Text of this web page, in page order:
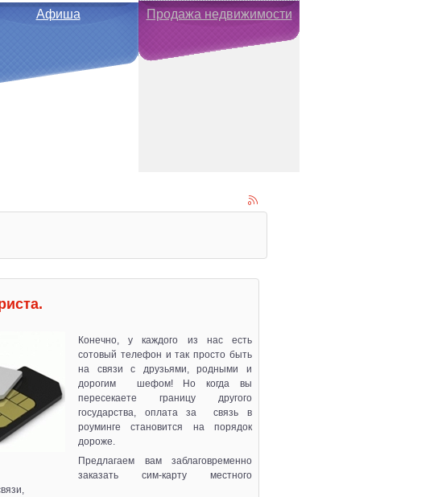
Афиша Продажа недвижимости
Конечно, у каждого из нас есть
сотовый телефон и так просто быть
на связи с друзьями, родными и
дорогим шефом! Но когда вы
пересекаете границу другого
государства, оплата за связь в
роуминге становится на порядок
дороже.
Предлагаем вам заблаговременно
заказать сим-карту местного